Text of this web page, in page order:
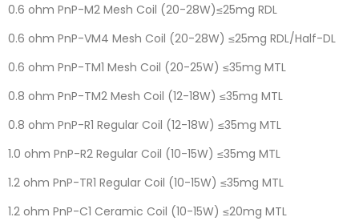
0.6 ohm PnP-M2 Mesh Coil (20-28W)≤25mg RDL
0.6 ohm PnP-VM4 Mesh Coil (20-28W) ≤25mg RDL/Half-DL
0.6 ohm PnP-TM1 Mesh Coil (20-25W) ≤35mg MTL
0.8 ohm PnP-TM2 Mesh Coil (12-18W) ≤35mg MTL
0.8 ohm PnP-R1 Regular Coil (12-18W) ≤35mg MTL
1.0 ohm PnP-R2 Regular Coil (10-15W) ≤35mg MTL
1.2 ohm PnP-TR1 Regular Coil (10-15W) ≤35mg MTL
1.2 ohm PnP-C1 Ceramic Coil (10-15W) ≤20mg MTL